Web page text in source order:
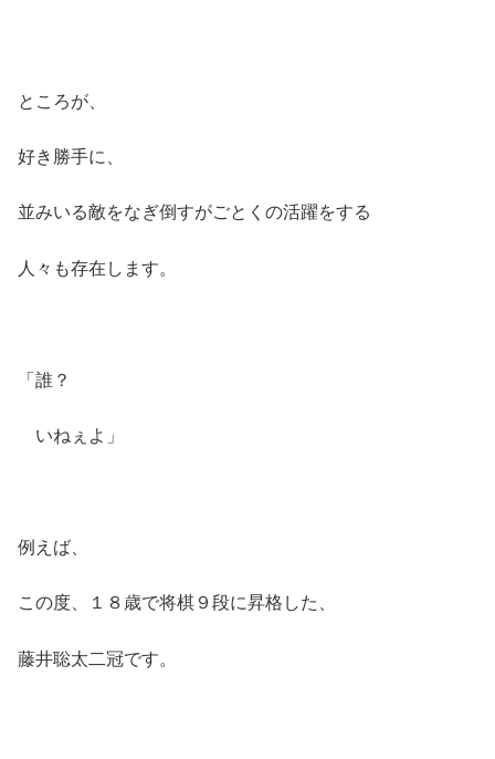
ところが、
好き勝手に、
並みいる敵をなぎ倒すがごとくの活躍をする
人々も存在します。
「誰？
いねぇよ」
例えば、
この度、１８歳で将棋９段に昇格した、
藤井聡太二冠です。